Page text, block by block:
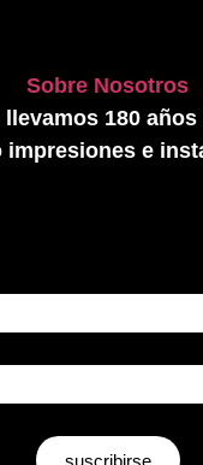
Sobre Nosotros
180
impresiones e
suscribirse